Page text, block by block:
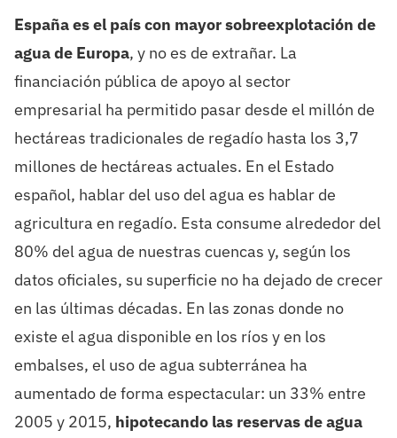
España es el país con mayor sobreexplotación de
agua de Europa, y no es de extrañar. La
financiación pública de apoyo al sector
empresarial ha permitido pasar desde el millón de
hectáreas tradicionales de regadío hasta los 3,7
millones de hectáreas actuales. En el Estado
español, hablar del uso del agua es hablar de
agricultura en regadío. Esta consume alrededor del
80% del agua de nuestras cuencas y, según los
datos oficiales, su superficie no ha dejado de crecer
en las últimas décadas. En las zonas donde no
existe el agua disponible en los ríos y en los
embalses, el uso de agua subterránea ha
aumentado de forma espectacular: un 33% entre
2005 y 2015, hipotecando las reservas de agua